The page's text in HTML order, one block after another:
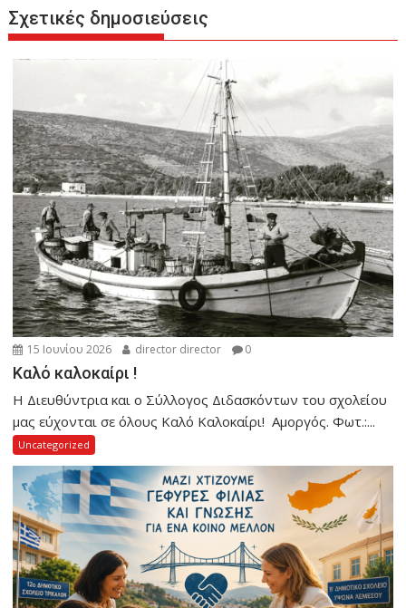
Σχετικές δημοσιεύσεις
15 Ιουνίου 2026 director director 0
Καλό καλοκαίρι !
Η Διευθύντρια και ο Σύλλογος Διδασκόντων του σχολείου
μας εύχονται σε όλους Καλό Καλοκαίρι! Αμοργός. Φωτ.:...
Uncategorized